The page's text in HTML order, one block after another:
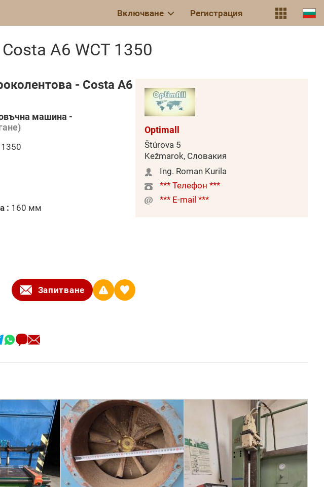
Включване Регистрация
A6 WCT 1350
- Costa A6
машина -
1350
: 160 мм
Запитване
Optimall
Štúrova 5
Kežmarok, Словакия
Ing. Roman Kurila
*** Телефон ***
*** E-mail ***